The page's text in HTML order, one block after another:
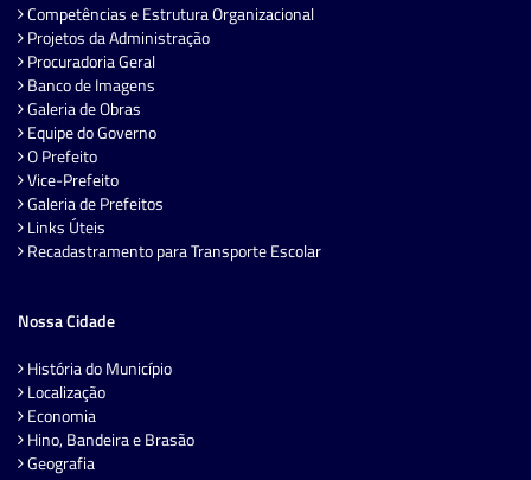
Competências e Estrutura Organizacional
Projetos da Administração
Procuradoria Geral
Banco de Imagens
Galeria de Obras
Equipe do Governo
O Prefeito
Vice-Prefeito
Galeria de Prefeitos
Links Úteis
Recadastramento para Transporte Escolar
Nossa Cidade
História do Município
Localização
Economia
Hino, Bandeira e Brasão
Geografia